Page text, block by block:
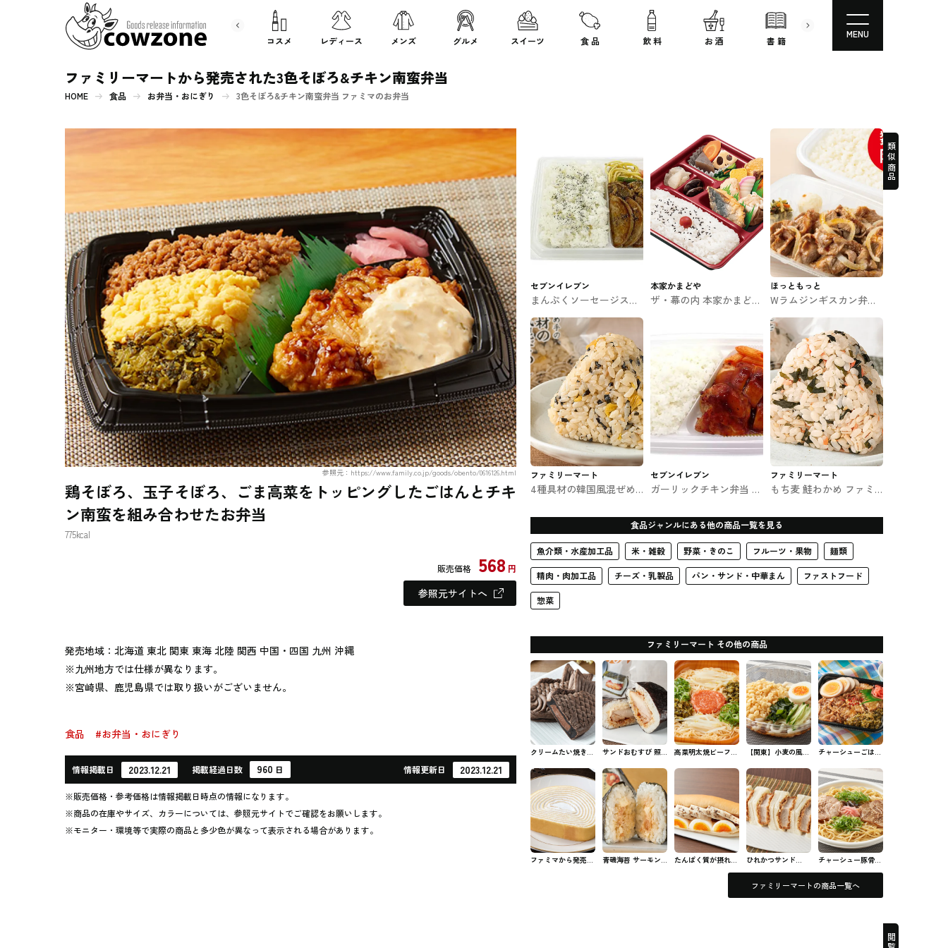
書 籍 文房具 コスメ レディース メンズ グルメ スイーツ 食 品 飲 料 お 酒 書 籍 文房具
MENU
ファミリーマートから発売された3色そぼろ&チキン南蛮弁当
HOME 食品 お弁当・おにぎり 3色そぼろ&チキン南蛮弁当 ファミマのお弁当
参照元：https://www.family.co.jp/goods/obento/0616126.html
鶏そぼろ、玉子そぼろ、ごま高菜をトッピングしたごはんとチキ
ン南蛮を組み合わせたお弁当
775kcal
販売価格 568 円
参照元サイトへ
発売地域：北海道 東北 関東 東海 北陸 関西 中国・四国 九州 沖縄
※九州地方では仕様が異なります。
※宮崎県、鹿児島県では取り扱いがございません。
食品 #お弁当・おにぎり
情報掲載日 2023.12.21 掲載経過日数 960 日 情報更新日 2023.12.21
※販売価格・参考価格は情報掲載日時点の情報になります。
※商品の在庫やサイズ、カラーについては、参照元サイトでご確認をお願いします。
※モニター・環境等で実際の商品と多少色が異なって表示される場合があります。
類似商品
セブンイレブン
まんぷくソーセージステ
ーキ＆牛焼肉弁当 セブン
のお弁当
本家かまどや
ザ・幕の内 本家かまどや
ほっともっと
Wラムジンギスカン弁当
(肉２倍) ほっともっとの
お弁当
ファミリーマート
4種具材の韓国風混ぜめ
むずび
セブンイレブン
ガーリックチキン弁当 セ
ファミリーマート
もち麦 鮭わかめ ファミ
食品ジャンルにある他の商品一覧を見る
魚介類・水産加工品 米・雑穀 野菜・きのこ フルーツ・果物 麺類
精肉・肉加工品 チーズ・乳製品 パン・サンド・中華まん ファストフード
惣菜
ファミリーマート その他の商品
クリームたい焼きチ
イーツ
サンドおむすび 照
ヨ）ファミマのおむ
ずび
高菜明太焼ビーフン
【関東】小麦の風味
どん ファミマの麺
類
チャーシューごはん
ファミマから発売さ
青磯海苔 サーモン
たんぱく質が摂れ
る！サラダチキンロ
ひれかつサンド
BOX【関東・東海・
関西】限定 ファミ
チャーシュー豚骨焼
ラーメン ファミマ
のラーメン
ファミリーマートの商品一覧へ